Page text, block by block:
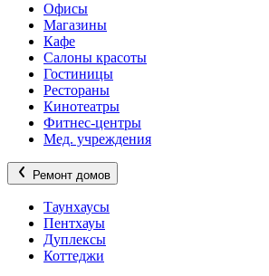
Офисы
Магазины
Кафе
Салоны красоты
Гостиницы
Рестораны
Кинотеатры
Фитнес-центры
Мед. учреждения
Ремонт домов
Таунхаусы
Пентхауы
Дуплексы
Коттеджи